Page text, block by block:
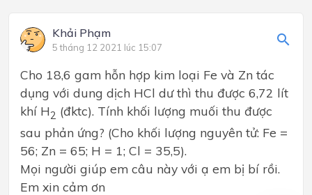
Khải Phạm
5 tháng 12 2021 lúc 15:07
Cho 18,6 gam hỗn hợp kim loại Fe và Zn tác
dụng với dung dịch HCl dư thì thu được 6,72 lít
khí H2 (đktc). Tính khối lượng muối thu được
sau phản ứng? (Cho khối lượng nguyên tử: Fe =
56; Zn = 65; H = 1; Cl = 35,5).
Mọi người giúp em câu này với ạ em bị bí rồi.
Em xin cảm ơn